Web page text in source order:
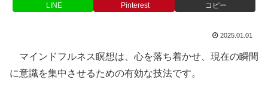
LINE Pinterest コピー
2025.01.01
マインドフルネス瞑想は、心を落ち着かせ、現在の瞬間
に意識を集中させるための有効な技法です。